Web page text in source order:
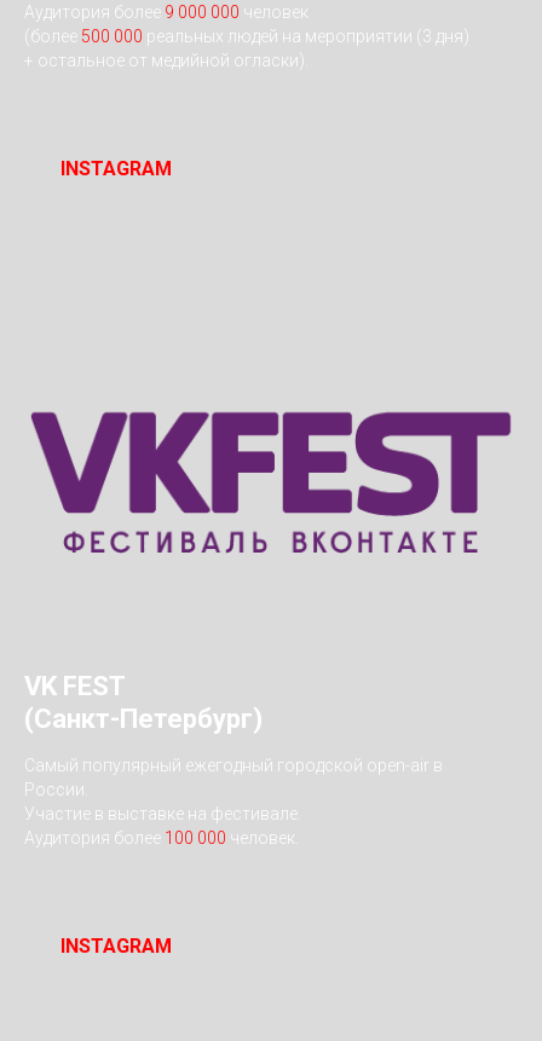
Аудитория более 9 000 000 человек
(более 500 000 реальных людей на мероприятии (3 дня)
+ остальное от медийной огласки).
INSTAGRAM
VK FEST
(Санкт-Петербург)
Cамый популярный ежегодный городской open-air в
России.
Участие в выставке на фестивале.
Аудитория более 100 000 человек.
INSTAGRAM